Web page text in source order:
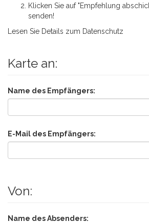
Klicken Sie auf "Empfehlung
senden!
Lesen Sie Details zum Datenschutz
Karte an:
Name des Empfängers:
E-Mail des Empfängers:
Von:
Name des Absenders: